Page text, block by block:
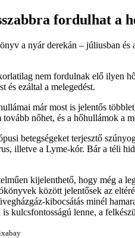
fordulhat a
a nyár derekán – júliusban
nem fordulnak elő ilyen
és ezáltal a melegedést.
már most is jelentős
tovább nőhet, és a hőhullámok
betegségeket terjesztő
illetve a Lyme-kór. Bár a téli
kijelenthető, hogy még a
között jelentősek az
kibocsátás minél
kulcsfontosságú lenne, a